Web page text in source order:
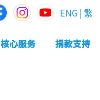
ENG | 繁
核心服务 捐款支持